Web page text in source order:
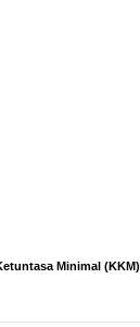
Minimal (KKM)